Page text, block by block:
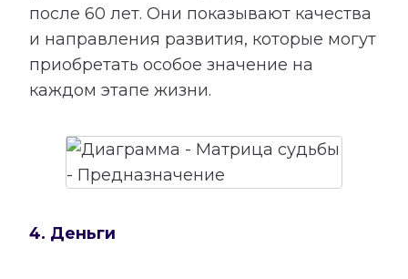
после 60 лет. Они показывают качества
и направления развития, которые могут
приобретать особое значение на
каждом этапе жизни.
4. Деньги